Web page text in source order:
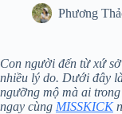
Phương
Con người đến từ xứ
nhiều lý do. Dưới đây
ngưỡng mộ mà ai
ngay cùng MISSKICK